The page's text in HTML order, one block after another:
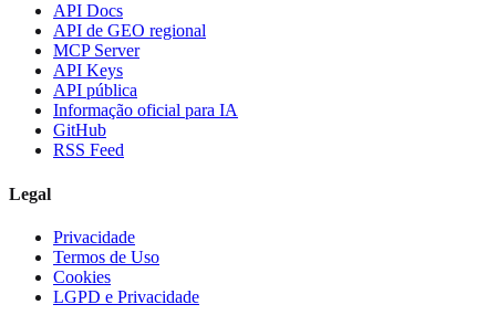
API Docs
API de GEO regional
MCP Server
API Keys
API pública
Informação oficial para IA
GitHub
RSS Feed
Legal
Privacidade
Termos de Uso
Cookies
LGPD e Privacidade